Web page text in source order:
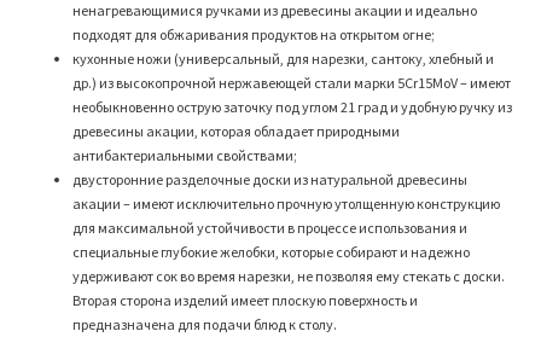
ненагревающимися ручками из древесины акации и идеально
подходят для обжаривания продуктов на открытом огне;
кухонные ножи (универсальный, для нарезки, сантоку, хлебный и
др.) из высокопрочной нержавеющей стали марки 5Cr15MoV – имеют
необыкновенно острую заточку под углом 21 град и удобную ручку из
древесины акации, которая обладает природными
антибактериальными свойствами;
двусторонние разделочные доски из натуральной древесины
акации – имеют исключительно прочную утолщенную конструкцию
для максимальной устойчивости в процессе использования и
специальные глубокие желобки, которые собирают и надежно
удерживают сок во время нарезки, не позволяя ему стекать с доски.
Вторая сторона изделий имеет плоскую поверхность и
предназначена для подачи блюд к столу.